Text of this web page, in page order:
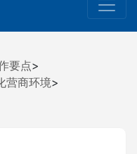
要点>
营商环境>